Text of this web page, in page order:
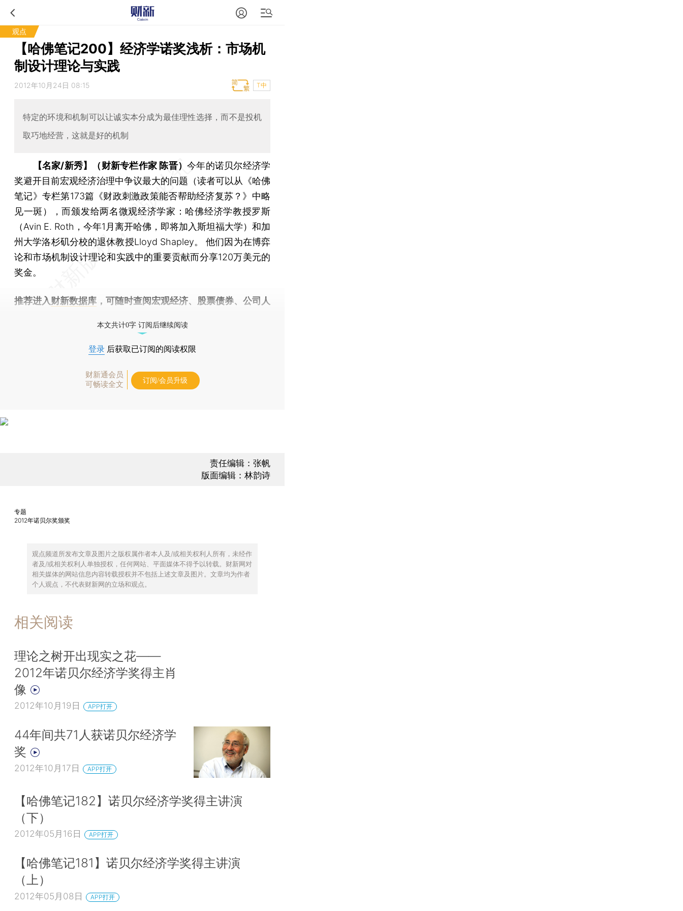
观点
【哈佛笔记200】经济学诺奖浅析：市场机
制设计理论与实践
2012年10月24日 08:15 T中
特定的环境和机制可以让诚实本分成为最佳理性选择，而不是投机
取巧地经营，这就是好的机制
【名家/新秀】（财新专栏作家 陈晋） 今年的诺贝尔经济学
奖避开目前宏观经济治理中争议最大的问题（读者可以从《哈佛
笔记》专栏第173篇《财政刺激政策能否帮助经济复苏？》中略
见一斑），而颁发给两名微观经济学家：哈佛经济学教授罗斯
（Avin E. Roth，今年1月离开哈佛，即将加入斯坦福大学）和加
州大学洛杉矶分校的退休教授Lloyd Shapley。 他们因为在博弈
论和市场机制设计理论和实践中的重要贡献而分享120万美元的
奖金。
推荐进入财新数据库 ，可随时查阅宏观经济、股票债券、公司人
本文共计0字 订阅后继续阅读
登录 后获取已订阅的阅读权限
财新通会员
可畅读全文
订阅/会员升级
责任编辑：张帆
版面编辑：林韵诗
专题
2012年诺贝尔奖颁奖
观点频道所发布文章及图片之版权属作者本人及/或相关权利人所有，未经作
者及/或相关权利人单独授权，任何网站、平面媒体不得予以转载。财新网对
相关媒体的网站信息内容转载授权并不包括上述文章及图片。文章均为作者
个人观点，不代表财新网的立场和观点。
相关阅读
理论之树开出现实之花——
2012年诺贝尔经济学奖得主肖
像
2012年10月19日 APP打开
44年间共71人获诺贝尔经济学
奖
2012年10月17日 APP打开
【哈佛笔记182】诺贝尔经济学奖得主讲演
（下）
2012年05月16日 APP打开
【哈佛笔记181】诺贝尔经济学奖得主讲演
（上）
2012年05月08日 APP打开